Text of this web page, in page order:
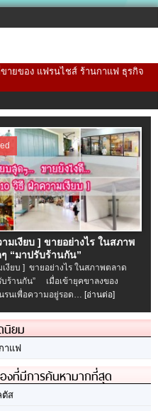
ายของ แฟรนไชส์ ร้านกาแฟ ธุรกิจ
มเงียบ ] ขายอย่างไร ในสภาพ
“มาปรับร้านกัน”
งียบ ] ขายอย่างไร ในสภาพตลาด
บร้านกัน” เมื่อเข้ายุคขาลงของ
รนเพื่อความอยู่รอด… [อ่านต่อ]
นิยม
าแฟ
องที่มีการค้นหามากที่สุด
ตัส